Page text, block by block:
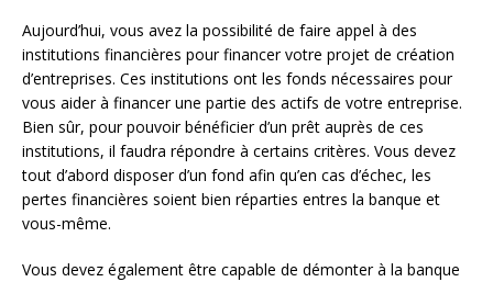
Aujourd’hui, vous avez la possibilité de faire appel à des
institutions financières pour financer votre projet de création
d’entreprises. Ces institutions ont les fonds nécessaires pour
vous aider à financer une partie des actifs de votre entreprise.
Bien sûr, pour pouvoir bénéficier d’un prêt auprès de ces
institutions, il faudra répondre à certains critères. Vous devez
tout d’abord disposer d’un fond afin qu’en cas d’échec, les
pertes financières soient bien réparties entres la banque et
vous-même.
Vous devez également être capable de démonter à la banque